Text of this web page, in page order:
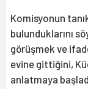
Komisyonun
bulunduklarını
görüşmek ve
evine gittiğini,
anlatmaya